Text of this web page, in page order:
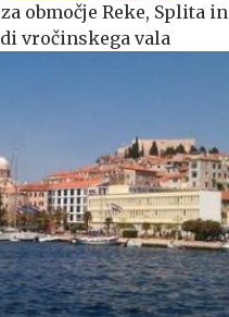
območje Reke, Splita in
vročinskega vala